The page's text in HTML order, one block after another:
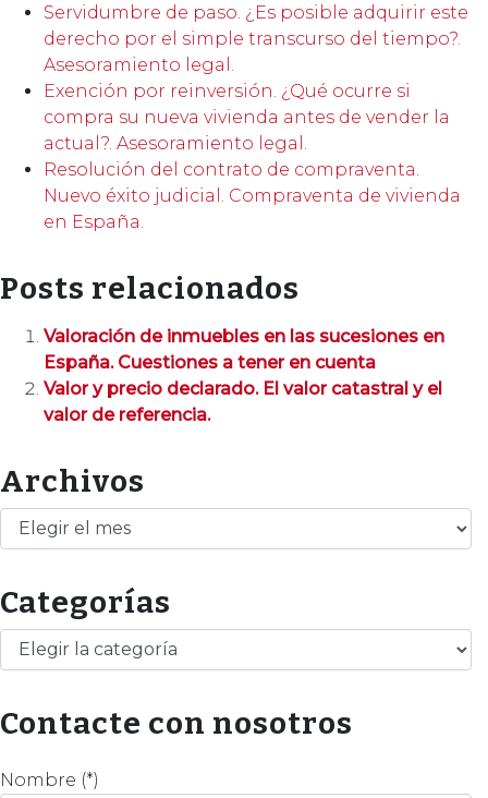
Servidumbre de paso. ¿Es posible adquirir este
derecho por el simple transcurso del tiempo?.
Asesoramiento legal.
Exención por reinversión. ¿Qué ocurre si
compra su nueva vivienda antes de vender la
actual?. Asesoramiento legal.
Resolución del contrato de compraventa.
Nuevo éxito judicial. Compraventa de vivienda
en España.
Posts relacionados
Valoración de inmuebles en las sucesiones en
España. Cuestiones a tener en cuenta
Valor y precio declarado. El valor catastral y el
valor de referencia.
Archivos
Archivos
Categorías
Categorías
Contacte con nosotros
Nombre (*)